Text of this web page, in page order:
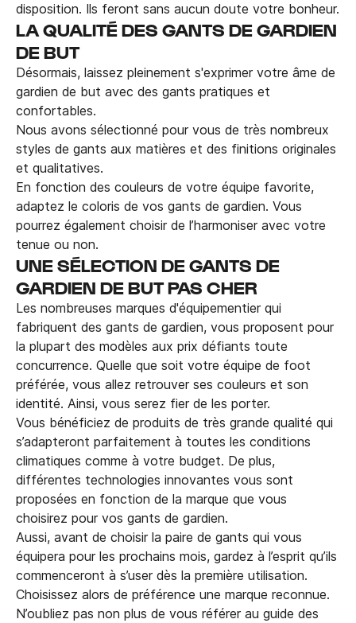
disposition. Ils feront sans aucun doute votre bonheur.
LA QUALITÉ DES GANTS DE GARDIEN
DE BUT
Désormais, laissez pleinement s'exprimer votre âme de
gardien de but avec des gants pratiques et
confortables.
Nous avons sélectionné pour vous de très nombreux
styles de gants aux matières et des finitions originales
et qualitatives.
En fonction des couleurs de votre équipe favorite,
adaptez le coloris de vos gants de gardien. Vous
pourrez également choisir de l’harmoniser avec votre
tenue ou non.
UNE SÉLECTION DE GANTS DE
GARDIEN DE BUT PAS CHER
Les nombreuses marques d'équipementier qui
fabriquent des gants de gardien, vous proposent pour
la plupart des modèles aux prix défiants toute
concurrence. Quelle que soit votre équipe de foot
préférée, vous allez retrouver ses couleurs et son
identité. Ainsi, vous serez fier de les porter.
Vous bénéficiez de produits de très grande qualité qui
s’adapteront parfaitement à toutes les conditions
climatiques comme à votre budget. De plus,
différentes technologies innovantes vous sont
proposées en fonction de la marque que vous
choisirez pour vos gants de gardien.
Aussi, avant de choisir la paire de gants qui vous
équipera pour les prochains mois, gardez à l’esprit qu’ils
commenceront à s’user dès la première utilisation.
Choisissez alors de préférence une marque reconnue.
N’oubliez pas non plus de vous référer au guide des